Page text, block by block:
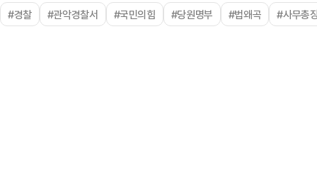
#경찰 #관악경찰서 #국민의힘 #당원명부 #법왜곡 #사무총